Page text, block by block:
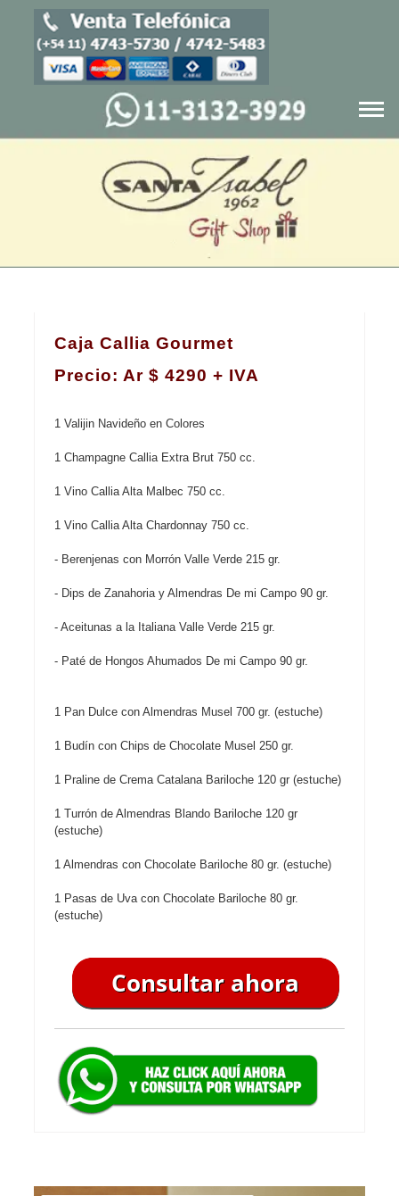
Blog
Cajas navideñas
Productos
Contacto
Caja Callia Gourmet
Precio: Ar $ 4290 + IVA
1 Valijin Navideño en Colores
1 Champagne Callia Extra Brut 750 cc.
1 Vino Callia Alta Malbec 750 cc.
1 Vino Callia Alta Chardonnay 750 cc.
- Berenjenas con Morrón Valle Verde 215 gr.
- Dips de Zanahoria y Almendras De mi Campo 90 gr.
- Aceitunas a la Italiana Valle Verde 215 gr.
- Paté de Hongos Ahumados De mi Campo 90 gr.
1 Pan Dulce con Almendras Musel 700 gr. (estuche)
1 Budín con Chips de Chocolate Musel 250 gr.
1 Praline de Crema Catalana Bariloche 120 gr (estuche)
1 Turrón de Almendras Blando Bariloche 120 gr
(estuche)
1 Almendras con Chocolate Bariloche 80 gr. (estuche)
1 Pasas de Uva con Chocolate Bariloche 80 gr.
(estuche)